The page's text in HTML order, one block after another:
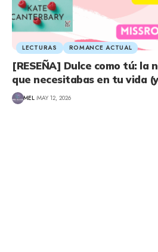
LECTURAS ROMANCE ACTUAL
[RESEÑA] Dulce como tú: la
que necesitabas en tu vida
MEL MAY 12, 2026